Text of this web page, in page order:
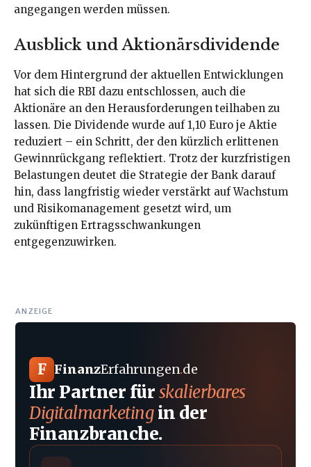
angegangen werden müssen.
Ausblick und Aktionärsdividende
Vor dem Hintergrund der aktuellen Entwicklungen
hat sich die RBI dazu entschlossen, auch die
Aktionäre an den Herausforderungen teilhaben zu
lassen. Die Dividende wurde auf 1,10 Euro je Aktie
reduziert – ein Schritt, der den kürzlich erlittenen
Gewinnrückgang reflektiert. Trotz der kurzfristigen
Belastungen deutet die Strategie der Bank darauf
hin, dass langfristig wieder verstärkt auf Wachstum
und Risikomanagement gesetzt wird, um
zukünftigen Ertragsschwankungen
entgegenzuwirken.
ANZEIGE
F FinanzErfahrungen.de
Ihr Partner fürskalierbares
Digitalmarketingin der
Finanzbranche.